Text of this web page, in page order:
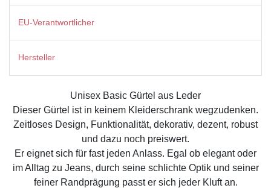
EU-Verantwortlicher
Hersteller
Unisex Basic Gürtel aus Leder
Dieser Gürtel ist in keinem Kleiderschrank wegzudenken.
Zeitloses Design, Funktionalität, dekorativ, dezent, robust
und dazu noch preiswert.
Er eignet sich für fast jeden Anlass. Egal ob elegant oder
im Alltag zu Jeans, durch seine schlichte Optik und seiner
feiner Randprägung passt er sich jeder Kluft an.